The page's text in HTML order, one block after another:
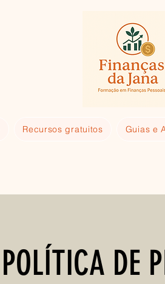
Recursos gratuitos Guias e
POLÍTICA DE